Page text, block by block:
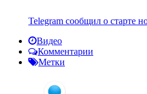
Telegram сообщил о старте
Видео
Комментарии
Метки